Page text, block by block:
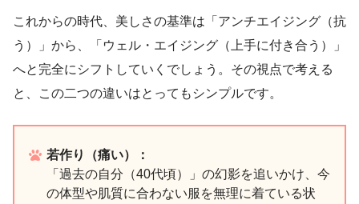
これからの時代、美しさの基準は「アンチエイジング（抗
う）」から、「ウェル・エイジング（上手に付き合う）」
へと完全にシフトしていくでしょう。その視点で考える
と、この二つの違いはとってもシンプルです。
若作り（痛い）：
「過去の自分（40代頃）」の幻影を追いかけ、今
の体型や肌質に合わない服を無理に着ている状